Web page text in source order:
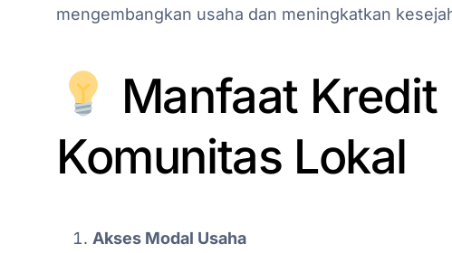
mengembangkan usaha dan meningkatkan
Manfaat
Komunitas Lokal
Akses Modal Usaha